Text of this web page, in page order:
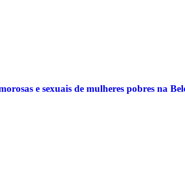
e sexuais de mulheres pobres na